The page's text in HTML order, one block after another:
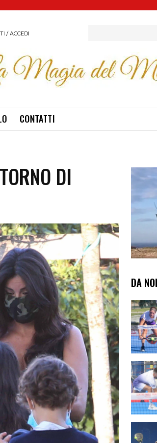
/ ACCEDI
CONTATTI
DI
DA